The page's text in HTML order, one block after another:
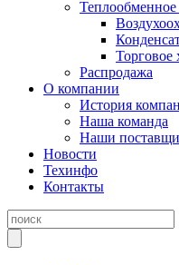
Теплообменное
Торговое
Распродажа
О компании
История
Наша команда
Наши
Новости
Техинфо
Контакты